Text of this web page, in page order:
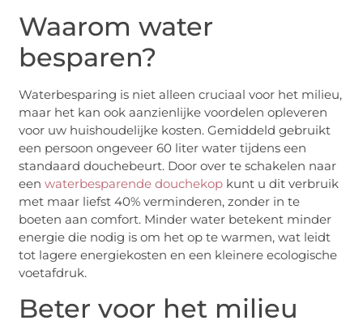
Waarom water
besparen?
Waterbesparing is niet alleen cruciaal voor het milieu,
maar het kan ook aanzienlijke voordelen opleveren
voor uw huishoudelijke kosten. Gemiddeld gebruikt
een persoon ongeveer 60 liter water tijdens een
standaard douchebeurt. Door over te schakelen naar
eenwaterbesparende douchekop kunt u dit verbruik
met maar liefst 40% verminderen, zonder in te
boeten aan comfort. Minder water betekent minder
energie die nodig is om het op te warmen, wat leidt
tot lagere energiekosten en een kleinere ecologische
voetafdruk.
Beter voor het milieu